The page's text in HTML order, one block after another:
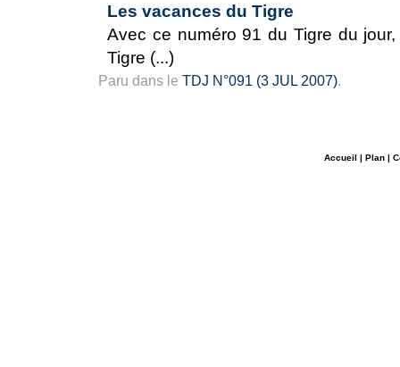
Les vacances du Tigre
Avec ce numéro 91 du Tigre du jour,
Tigre (...)
Paru dans le TDJ N°091 (3 JUL 2007).
Accueil | Plan|